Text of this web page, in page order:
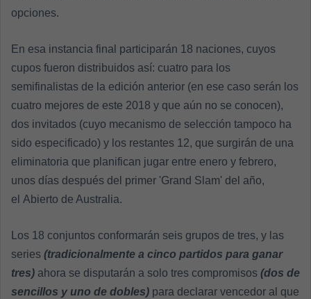
opciones.
En esa instancia final participarán 18 naciones, cuyos
cupos fueron distribuidos así: cuatro para los
semifinalistas de la edición anterior (en ese caso serán los
cuatro mejores de este 2018 y que aún no se conocen),
dos invitados (cuyo mecanismo de selección tampoco ha
sido especificado) y los restantes 12, que surgirán de una
eliminatoria que planifican jugar entre enero y febrero,
unos días después del primer 'Grand Slam' del año,
el Abierto de Australia.
Los 18 conjuntos conformarán seis grupos de tres, y las
series (tradicionalmente a cinco partidos para ganar
tres) ahora se disputarán a solo tres compromisos (dos de
sencillos y uno de dobles) para declarar vencedor al que